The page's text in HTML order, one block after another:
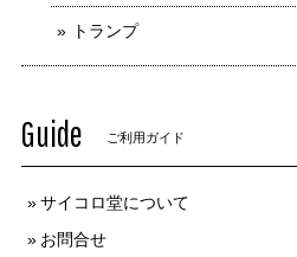
トランプ
Guide ご利用ガイド
サイコロ堂について
お問合せ